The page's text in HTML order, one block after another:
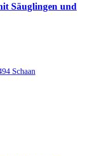
Säuglingen und
Schaan